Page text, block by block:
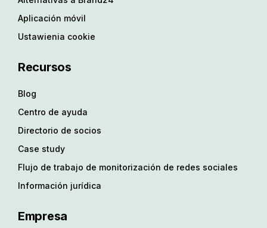
Aplicación móvil
Ustawienia cookie
Recursos
Blog
Centro de ayuda
Directorio de socios
Case study
Flujo de trabajo de monitorización de redes sociales
Información jurídica
Empresa